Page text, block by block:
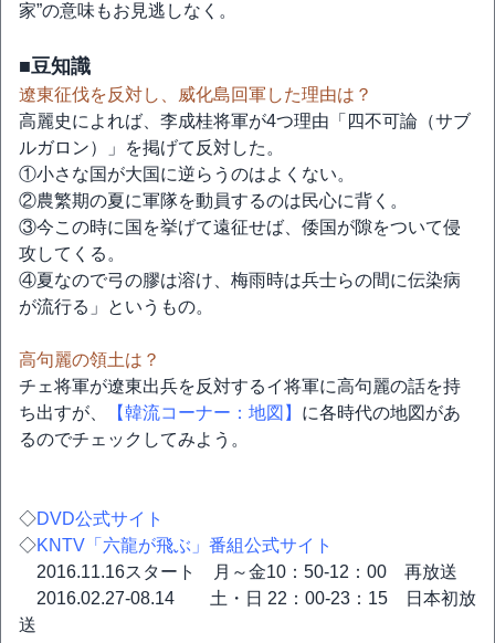
家”の意味もお見逃しなく。
■豆知識
遼東征伐を反対し、威化島回軍した理由は？
高麗史によれば、李成桂将軍が4つ理由「四不可論（サブ
ルガロン）」を掲げて反対した。
①小さな国が大国に逆らうのはよくない。
②農繁期の夏に軍隊を動員するのは民心に背く。
③今この時に国を挙げて遠征せば、倭国が隙をついて侵
攻してくる。
④夏なので弓の膠は溶け、梅雨時は兵士らの間に伝染病
が流行る」というもの。
高句麗の領土は？
チェ将軍が遼東出兵を反対するイ将軍に高句麗の話を持
ち出すが、
【韓流コーナー：地図】 に各時代の地図があ
るのでチェックしてみよう。
◇DVD公式サイト
◇KNTV「六龍が飛ぶ」番組公式サイト
2016.11.16スタート 月～金10：50-12：00 再放送
2016.02.27-08.14 土・日 22：00-23：15 日本初放
送